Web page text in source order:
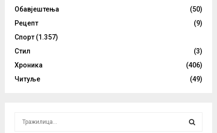
Обавјештења
(50)
Рецепт
(9)
Спорт (1.357)
Стил
(3)
Хроника
(406)
Читуље
(49)